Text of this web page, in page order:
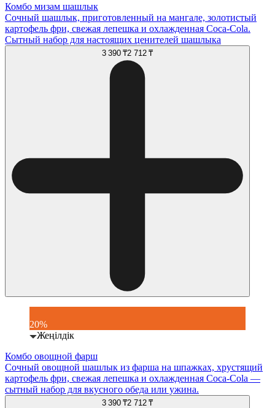
Комбо мизам шашлык
Сочный шашлык, приготовленный на мангале, золотистый
картофель фри, свежая лепешка и охлажденная Coca-Cola.
Сытный набор для настоящих ценителей шашлыка
3 390 ₸2 712 ₸
20%
Жеңілдік
Комбо овощной фарш
Сочный овощной шашлык из фарша на шпажках, хрустящий
картофель фри, свежая лепешка и охлажденная Coca-Cola —
сытный набор для вкусного обеда или ужина.
3 390 ₸2 712 ₸